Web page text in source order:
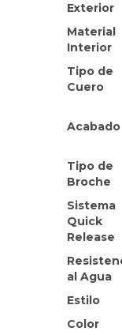
Exterior
Material
Interior
Tipo de
Cuero
Acabado
Tipo de
Broche
Sistema
Quick
Release
al Agua
Estilo
Color